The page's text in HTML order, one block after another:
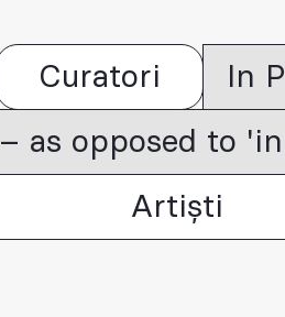
Curatori In
– as opposed to
Artiști